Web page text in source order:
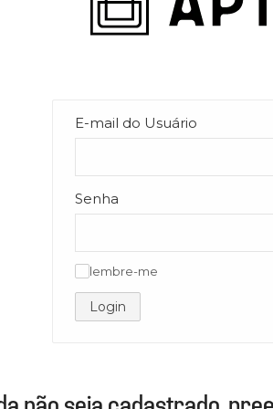
E-mail do Usuário
Senha
lembre-me
Login